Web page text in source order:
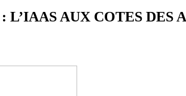
AUX COTES DES